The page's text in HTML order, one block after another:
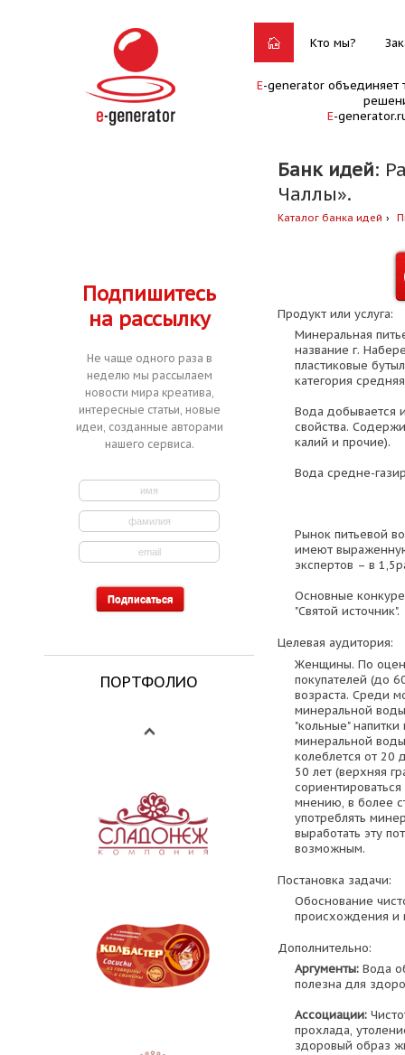
Кто мы?
E-generator объединяет
E-
Банк идей:
Чаллы».
Каталог банка идей
Подпишитесь
на рассылку
Не чаще одного раза в
неделю мы рассылаем
новости мира креатива,
интересные статьи, новые
идеи, созданные авторами
нашего сервиса.
ПОРТФОЛИО
Продукт или услуга:
Минеральная
название г.
пластиковые
категория
Вода добывается
свойства.
калий и прочие).
Вода средне-
Рынок питьевой
имеют
экспертов – в
Основные
"Святой источник".
Целевая аудитория:
Женщины. По
покупателей (до
возраста. Среди
минеральной
"кольные"
минеральной
колеблется от 20
50 лет (верхняя
мнению, в более
употреблять
выработать эту
возможным.
Постановка задачи:
Обоснование
происхождения и
Дополнительно:
Аргументы:Вода
полезна для
Ассоциации:
прохлада,
здоровый образ